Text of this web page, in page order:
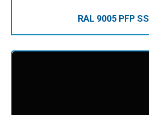
RAL 9005 PFP SS